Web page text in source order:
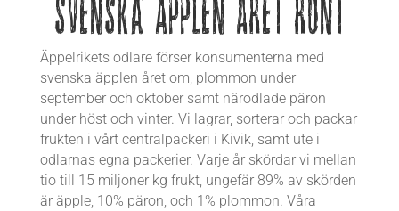
Svenska äpplen året runt
Äppelrikets odlare förser konsumenterna med
svenska äpplen året om, plommon under
september och oktober samt närodlade päron
under höst och vinter. Vi lagrar, sorterar och packar
frukten i vårt centralpackeri i Kivik, samt ute i
odlarnas egna packerier. Varje år skördar vi mellan
tio till 15 miljoner kg frukt, ungefär 89% av skörden
är äpple, 10% päron, och 1% plommon. Våra